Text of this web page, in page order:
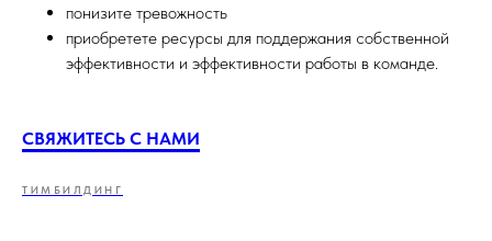
понизите тревожность
приобретете ресурсы для поддержания собственной
эффективности и эффективности работы в команде.
СВЯЖИТЕСЬ С НАМИ
ТИМБИЛДИНГ